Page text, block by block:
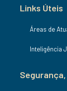
Links Úteis
Áreas de
Inteligência